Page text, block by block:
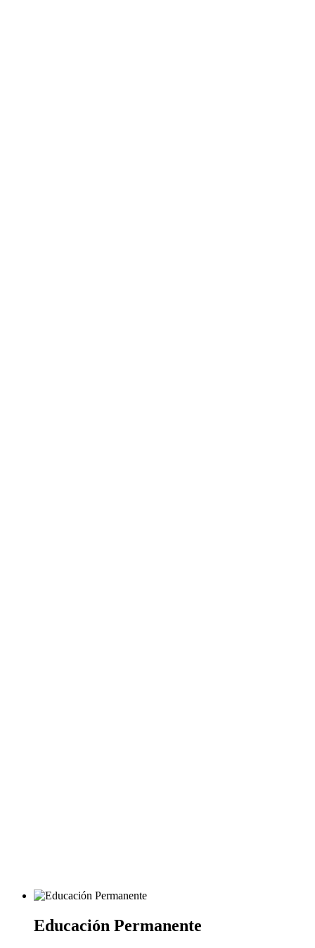
Educación Permanente